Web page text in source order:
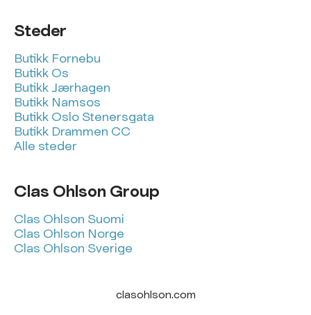
Steder
Butikk Fornebu
Butikk Os
Butikk Jærhagen
Butikk Namsos
Butikk Oslo Stenersgata
Butikk Drammen CC
Alle steder
Clas Ohlson Group
Clas Ohlson Suomi
Clas Ohlson Norge
Clas Ohlson Sverige
clasohlson.com